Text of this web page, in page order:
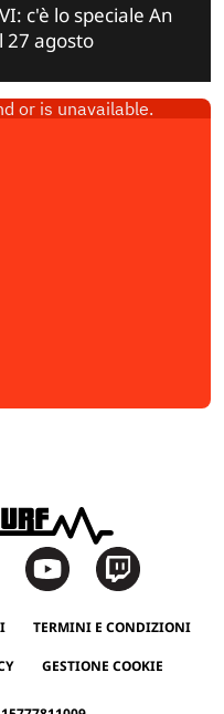
c'è lo speciale An
27 agosto
TERMINI E CONDIZIONI
GESTIONE COOKIE